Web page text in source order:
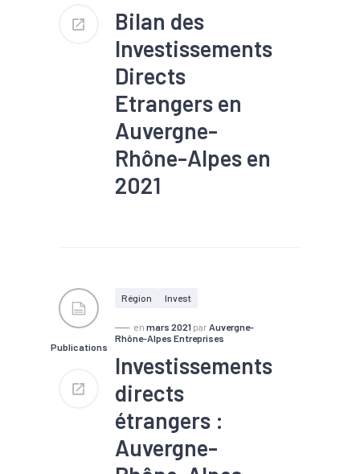
Bilan des
Investissements
Directs
Etrangers en
Auvergne-
Rhône-Alpes en
2021
Publications
Région Invest
en mars 2021 par Auvergne-
Rhône-Alpes Entreprises
Investissements
directs
étrangers :
Auvergne-